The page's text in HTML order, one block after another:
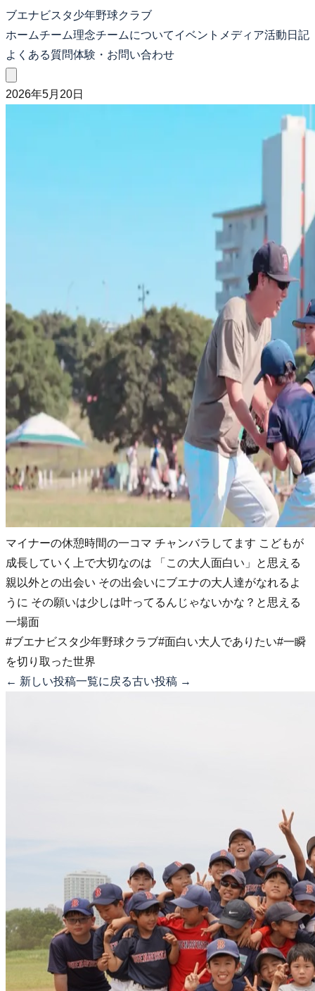
ブエナビスタ少年野球クラブ
ホームチーム理念チームについてイベント メディア活動日記
よくある質問体験・お問い合わせ
2026年5月20日
マイナーの休憩時間の一コマ チャンバラしてます こどもが
成長していく上で大切なのは 「この大人面白い」と思える
親以外との出会い その出会いにブエナの大人達がなれるよ
うに その願いは少しは叶ってるんじゃないかな？と思える
一場面
#ブエナビスタ少年野球クラブ#面白い大人でありたい#一瞬
を切り取った世界
← 新しい投稿一覧に戻る古い投稿 →